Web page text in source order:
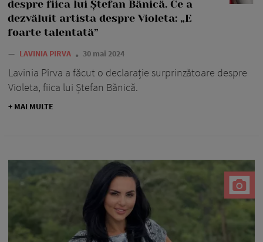
despre fiica lui Ștefan Bănică. Ce a
dezvăluit artista despre Violeta: „E
foarte talentată”
— LAVINIA PIRVA 30 mai 2024
Lavinia Pîrva a făcut o declarație surprinzătoare despre
Violeta, fiica lui Ștefan Bănică.
+ MAI MULTE